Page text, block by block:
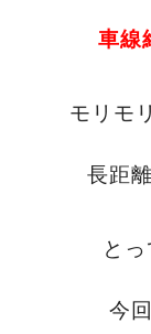
車線
モリモ
長距
と
今